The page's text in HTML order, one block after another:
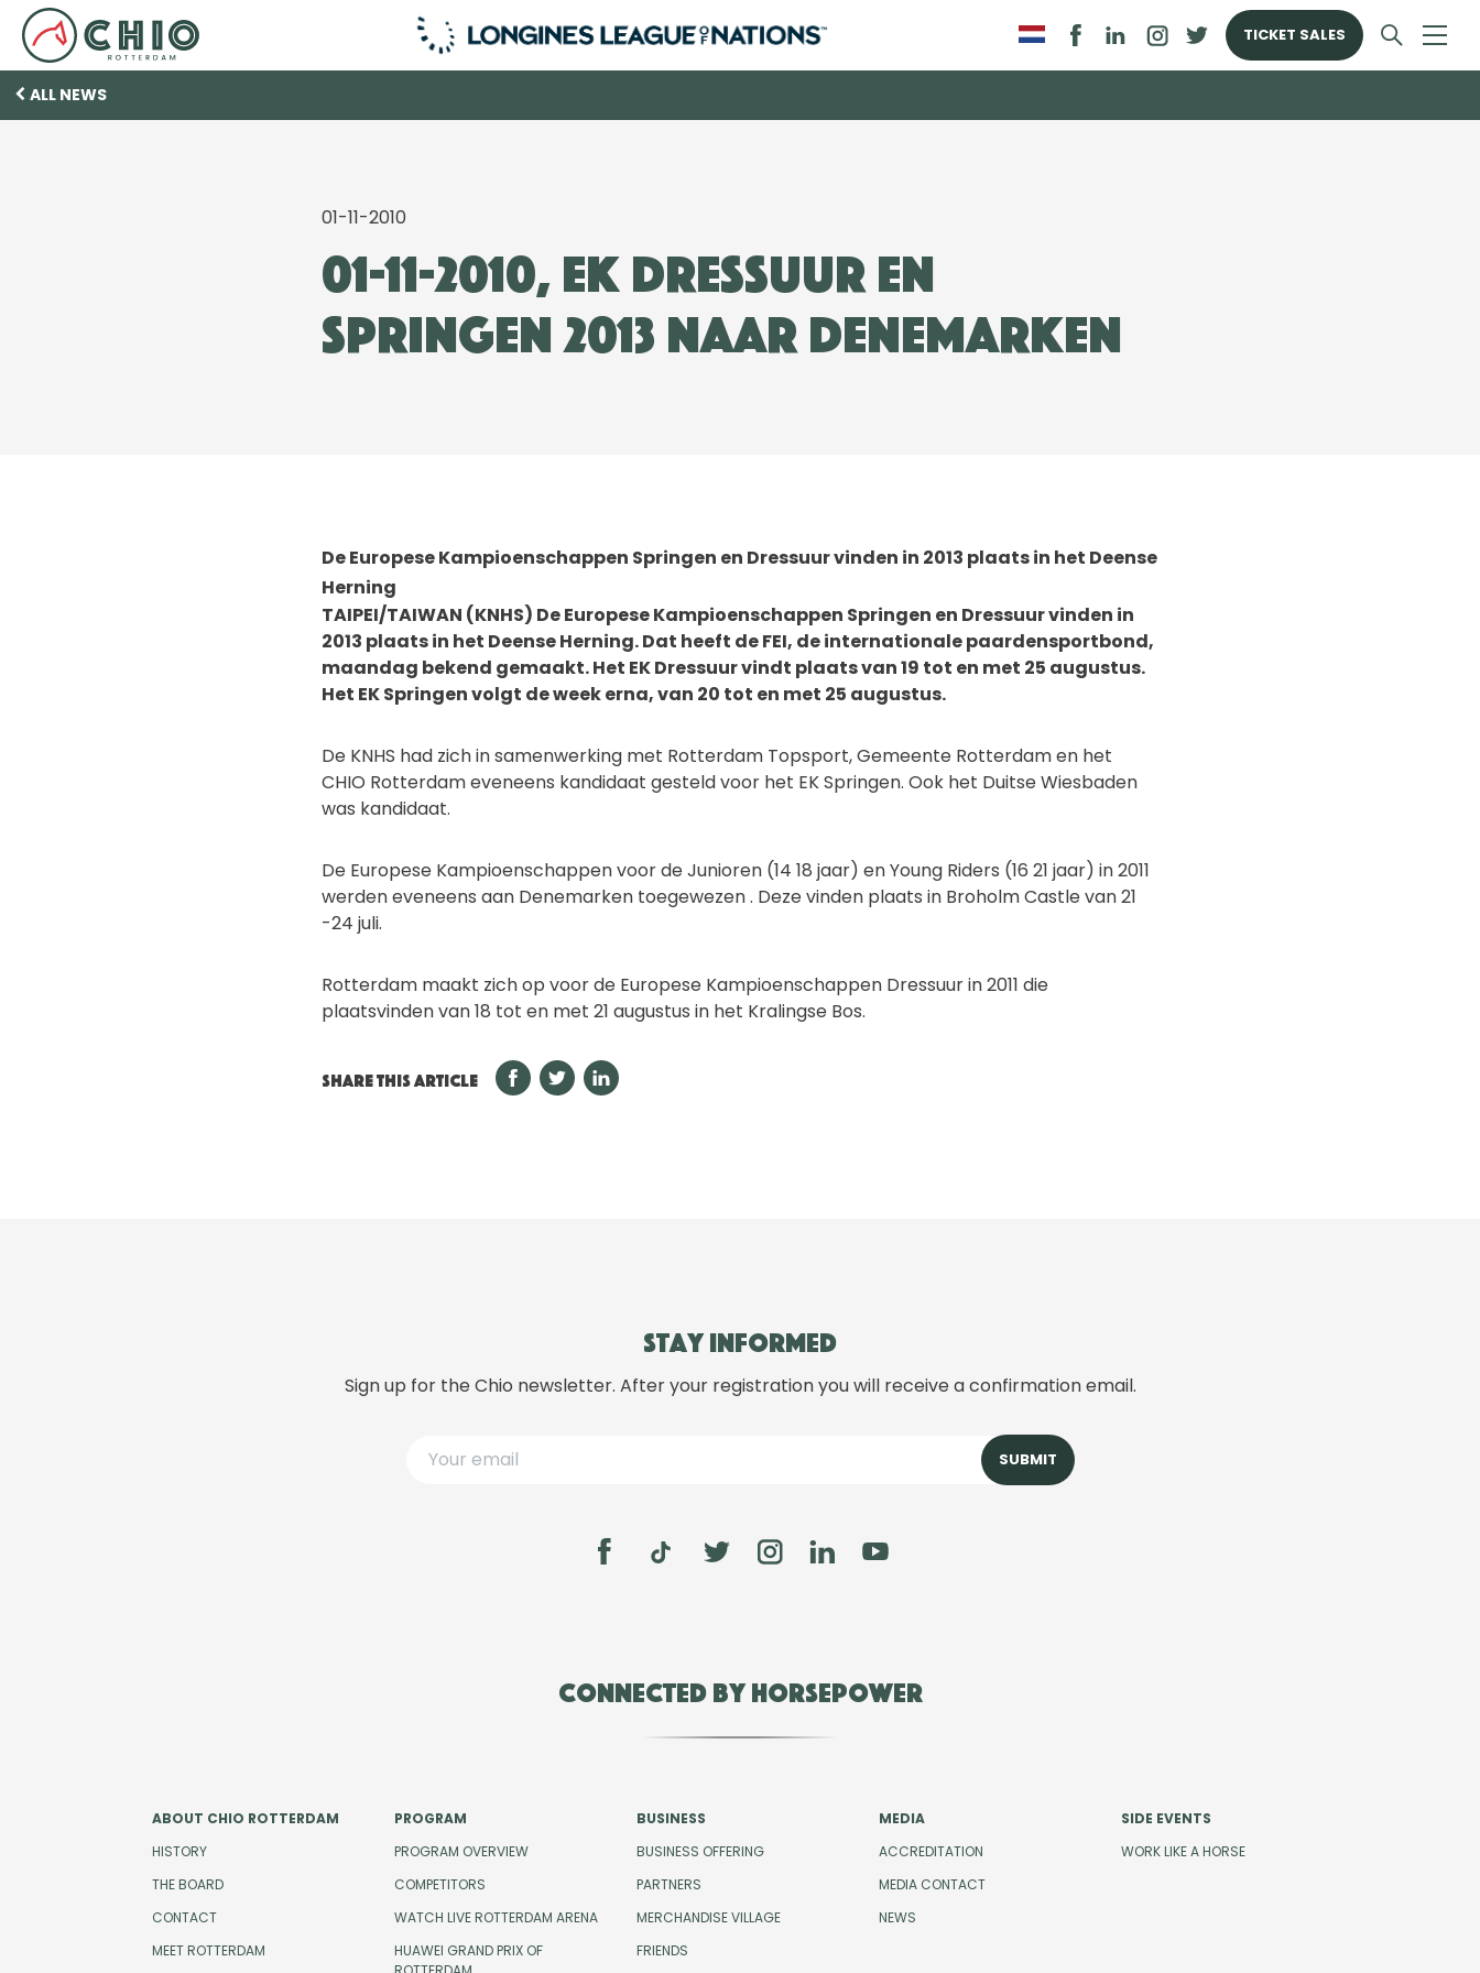
TICKET SALES
ALL NEWS
01-11-2010
01-11-2010, EK Dressuur en
Springen 2013 naar Denemarken
De Europese Kampioenschappen Springen en Dressuur vinden in 2013 plaats in het Deense
Herning
TAIPEI/TAIWAN (KNHS) De Europese Kampioenschappen Springen en Dressuur vinden in
2013 plaats in het Deense Herning. Dat heeft de FEI, de internationale paardensportbond,
maandag bekend gemaakt. Het EK Dressuur vindt plaats van 19 tot en met 25 augustus.
Het EK Springen volgt de week erna, van 20 tot en met 25 augustus.
De KNHS had zich in samenwerking met Rotterdam Topsport, Gemeente Rotterdam en het
CHIO Rotterdam eveneens kandidaat gesteld voor het EK Springen. Ook het Duitse Wiesbaden
was kandidaat.
De Europese Kampioenschappen voor de Junioren (14 18 jaar) en Young Riders (16 21 jaar) in 2011
werden eveneens aan Denemarken toegewezen . Deze vinden plaats in Broholm Castle van 21
-24 juli.
Rotterdam maakt zich op voor de Europese Kampioenschappen Dressuur in 2011 die
plaatsvinden van 18 tot en met 21 augustus in het Kralingse Bos.
SHARE THIS ARTICLE
Stay informed
Sign up for the Chio newsletter. After your registration you will receive a confirmation email.
Connected by Horsepower
ABOUT CHIO ROTTERDAM
HISTORY
THE BOARD
CONTACT
MEET ROTTERDAM
PROGRAM
PROGRAM OVERVIEW
COMPETITORS
WATCH LIVE ROTTERDAM ARENA
HUAWEI GRAND PRIX OF
BUSINESS
BUSINESS OFFERING
PARTNERS
MERCHANDISE VILLAGE
FRIENDS
MEDIA
ACCREDITATION
MEDIA CONTACT
NEWS
SIDE EVENTS
WORK LIKE A HORSE